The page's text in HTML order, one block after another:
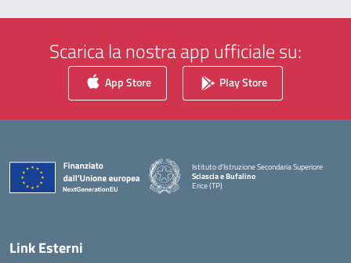
Scarica la nostra app ufficiale su:
App Store Play Store
Istituto d'Istruzione Secondaria Superiore
Sciascia e Bufalino
Erice (TP)
Link Esterni